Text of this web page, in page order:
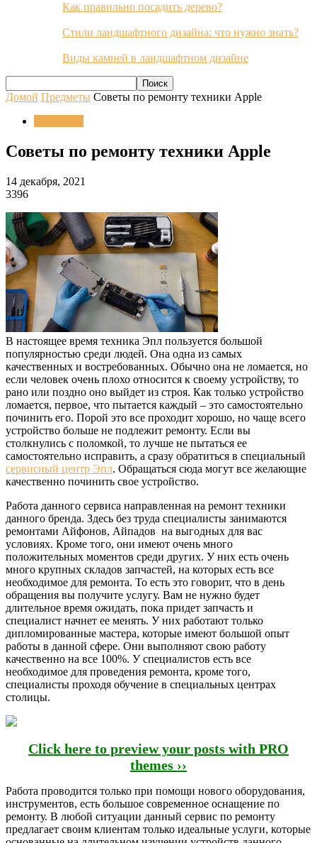
Как правильно посадить дерево?
Стили ландшафтного дизайна: что нужно знать?
Виды камней в ландшафтном дизайне
Домой Предметы Советы по ремонту техники Apple
Советы по ремонту техники Apple
14 декабря, 2021
3396
В настоящее время техника Эпл пользуется большой
популярностью среди людей. Она одна из самых
качественных и востребованных. Обычно она не ломается, но
если человек очень плохо относится к своему устройству, то
рано или поздно оно выйдет из строя. Как только устройство
ломается, первое, что пытается каждый – это самостоятельно
починить его. Порой это все проходит хорошо, но чаще всего
устройство больше не подлежит ремонту. Если вы
столкнулись с поломкой, то лучше не пытаться ее
самостоятельно исправить, а сразу обратиться в специальный
сервисный центр Эпл. Обращаться сюда могут все желающие
качественно починить свое устройство.
Работа данного сервиса направленная на ремонт техники
данного бренда. Здесь без труда специалисты занимаются
ремонтами Айфонов, Айпадов на выгодных для вас
условиях. Кроме того, они имеют очень много
положительных моментов среди других. У них есть очень
много крупных складов запчастей, на которых есть все
необходимое для ремонта. То есть это говорит, что в день
обращения вы получите услугу. Вам не нужно будет
длительное время ожидать, пока придет запчасть и
специалист начнет ее менять. У них работают только
дипломированные мастера, которые имеют большой опыт
работы в данной сфере. Они выполняют свою работу
качественно на все 100%. У специалистов есть все
необходимое для проведения ремонта, кроме того,
специалисты проходя обучение в специальных центрах
столицы.
Click here to preview your posts with PRO
themes ››
Работа проводится только при помощи нового оборудования,
инструментов, есть большое современное оснащение по
ремонту. В любой ситуации данный сервис по ремонту
предлагает своим клиентам только идеальные услуги, которые